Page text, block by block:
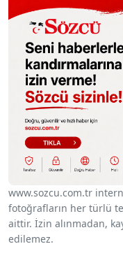
www.sozcu.com.tr
fotoğrafların her türlü
aittir. İzin alınmadan,
edilemez.